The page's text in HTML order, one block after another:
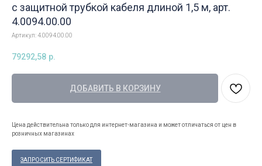
с защитной трубкой кабеля длиной 1,5 м, арт.
4.0094.00.00
Артикул:4.0094.00.00
79292,58 р.
ДОБАВИТЬ В КОРЗИНУ
Цена действительна только для интернет-магазина и может отличаться от цен в
розничных магазинах
ЗАПРОСИТЬ СЕРТИФИКАТ